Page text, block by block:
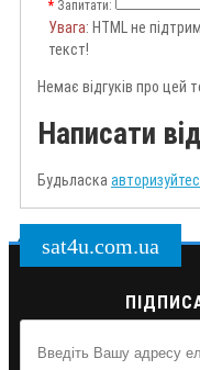
Запитати:
Увага: HTML не
текст!
Немає відгуків про цей
Написати
Будьласка
sat4u.com.ua